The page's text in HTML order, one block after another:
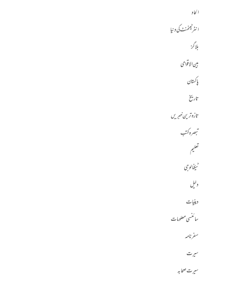
الحاد
انٹرٹینمنٹ کی دنیا
بلاگز
بین الاقوامی
پاکستان
تاریخ
تازہ ترین خبریں
تبصرہ کتب
تعلیم
ٹیکنالوجی
دلیل
دینیات
سائنسی معلومات
سفرنامہ
سیرت
سیرت صحابہ